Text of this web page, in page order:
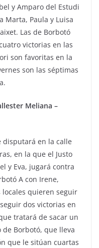
y Amparo del Estudi
Marta, Paula y Luisa
Las de Borbotó
victorias en las
son favoritas en la
son las séptimas
Meliana –
disputará en la calle
en la que el Justo
y Eva, jugará contra
A con Irene,
locales quieren seguir
dos victorias en
tratará de sacar un
Borbotó, que lleva
que le sitúan cuartas